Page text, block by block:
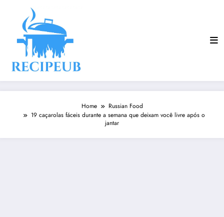
Home
Russian Food
19 caçarolas fáceis durante a semana que deixam você livre após o
jantar